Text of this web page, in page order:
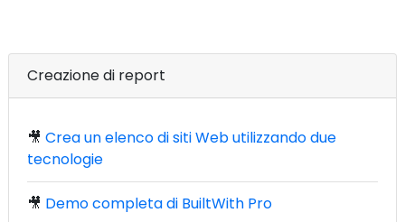
Creazione di report
🎥 Crea un elenco di siti Web utilizzando due
tecnologie
🎥 Demo completa di BuiltWith Pro